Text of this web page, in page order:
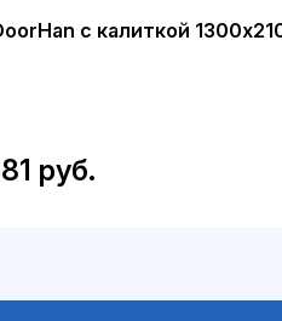
с калиткой
руб.